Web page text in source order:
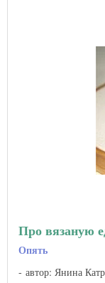
Про вязаную
Опять
автор: Янина